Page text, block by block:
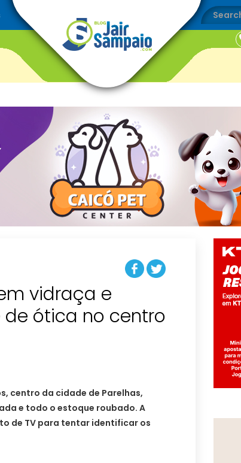
vidraça e
ótica no centro
centro da cidade de Parelhas,
e todo o estoque roubado. A
de TV para tentar identificar os